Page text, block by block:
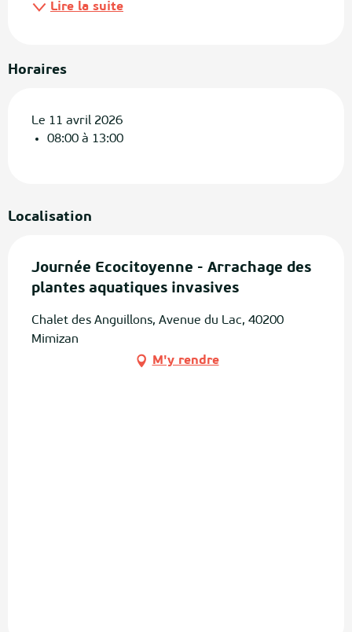
Lire la suite
Horaires
Le 11 avril 2026
08:00 à 13:00
Localisation
Journée Ecocitoyenne - Arrachage des
plantes aquatiques invasives
Chalet des Anguillons, Avenue du Lac, 40200
Mimizan
M'y rendre